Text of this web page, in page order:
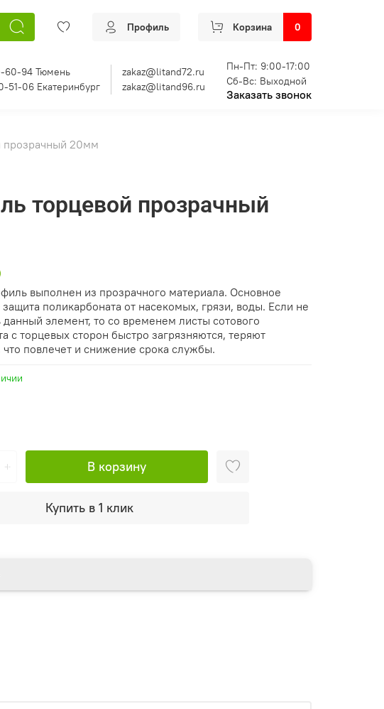
Профиль Корзина 0
60-94 Тюмень
zakaz@litand72.ru
51-06 Екатеринбург
zakaz@litand96.ru
Пн-Пт: 9:00-17:00
Сб-Вс: Выходной
Заказать звонок
прозрачный 20мм
торцевой прозрачный
В корзину
Купить в 1 клик
выполнен из прозрачного материала. Основное
поликарбоната от насекомых, грязи, воды. Если не
данный элемент, то со временем листы сотового
с торцевых сторон быстро загрязняются, теряют
повлечет и снижение срока службы.